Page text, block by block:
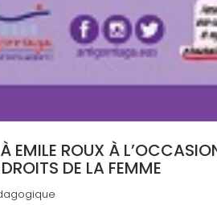
EMILE ROUX À
DE LA FEMME